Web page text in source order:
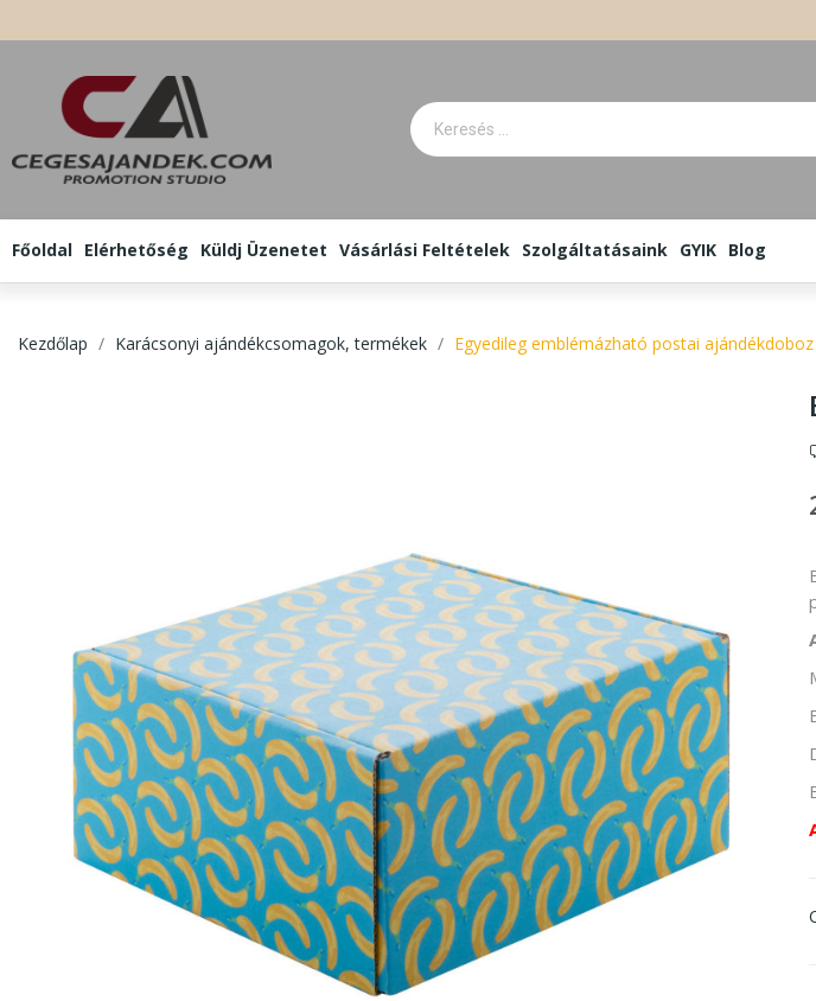
Főoldal Elérhetőség Küldj Üzenetet Vásárlási Feltételek Szolgáltatásaink GYIK Blog
Kezdőlap Karácsonyi ajándékcsomagok, termékek Egyedileg emblémázható postai